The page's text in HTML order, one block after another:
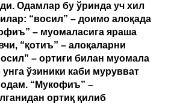
Одамлар бу ўринда уч хил
“восил” – доимо алоқада
– муомаласига яраша
“қотиъ” – алоқаларни
– ортиғи билан муомала
ўзиники каби мурувват
одам. “Мукофиъ” –
ортиқ қилиб